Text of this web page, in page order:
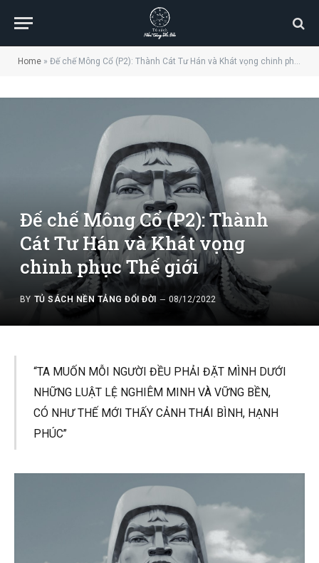
Home » Đế chế Mông Cổ (P2): Thành Cát Tư Hán và Khát vọng chinh phục Thế giới
Đế chế Mông Cổ (P2): Thành
Cát Tư Hán và Khát vọng
chinh phục Thế giới
BY TỦ SÁCH NỀN TẢNG ĐỔI ĐỜI 08/12/2022
“TA MUỐN MỖI NGƯỜI ĐỀU PHẢI ĐẶT MÌNH DƯỚI
NHỮNG LUẬT LỆ NGHIÊM MINH VÀ VỮNG BỀN,
CÓ NHƯ THẾ MỚI THẤY CẢNH THÁI BÌNH, HẠNH
PHÚC”